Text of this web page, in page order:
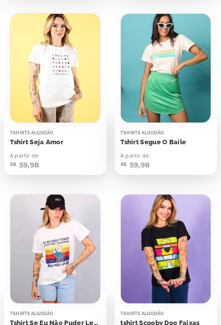
TSHIRTS ALGODÃO
Tshirt Seja Amor
A partir de:
R$ 59,98
TSHIRTS ALGODÃO
Tshirt Segue O Baile
A partir de:
R$ 59,98
TSHIRTS ALGODÃO
Tshirt Se Eu Não Puder Levar Meu Cachorro
TSHIRTS ALGODÃO
tshirt Scooby Doo Faixas